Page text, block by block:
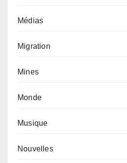
Médias
Migration
Mines
Monde
Musique
Nouvelles